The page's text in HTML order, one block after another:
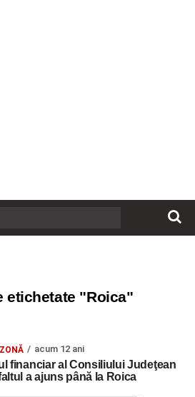
etichetate "Roica"
acum 12 ani
financiar al Consiliului Judeţean
a ajuns până la Roica